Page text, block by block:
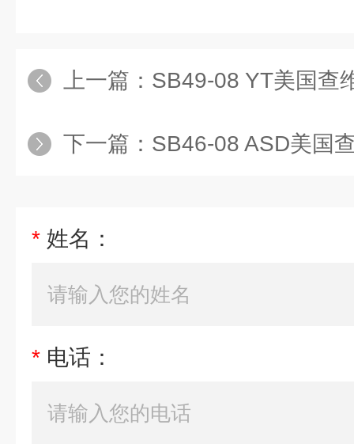
上一篇： SB49-08 YT美国查维斯
下一篇： SB46-08 ASD美国
* 姓名：
* 电话：